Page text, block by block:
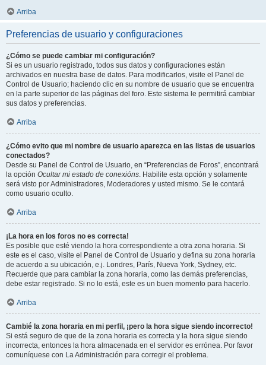
Arriba
Preferencias de usuario y configuraciones
¿Cómo se puede cambiar mi configuración?
Si es un usuario registrado, todos sus datos y configuraciones están
archivados en nuestra base de datos. Para modificarlos, visite el Panel de
Control de Usuario; haciendo clic en su nombre de usuario que se encuentra
en la parte superior de las páginas del foro. Este sistema le permitirá cambiar
sus datos y preferencias.
Arriba
¿Cómo evito que mi nombre de usuario aparezca en las listas de usuarios
conectados?
Desde su Panel de Control de Usuario, en “Preferencias de Foros”, encontrará
la opción Ocultar mi estado de conexións. Habilite esta opción y solamente
será visto por Administradores, Moderadores y usted mismo. Se le contará
como usuario oculto.
Arriba
¡La hora en los foros no es correcta!
Es posible que esté viendo la hora correspondiente a otra zona horaria. Si
este es el caso, visite el Panel de Control de Usuario y defina su zona horaria
de acuerdo a su ubicación, e.j. Londres, París, Nueva York, Sydney, etc.
Recuerde que para cambiar la zona horaria, como las demás preferencias,
debe estar registrado. Si no lo está, este es un buen momento para hacerlo.
Arriba
Cambié la zona horaria en mi perfil, ¡pero la hora sigue siendo incorrecto!
Si está seguro de que de la zona horaria es correcta y la hora sigue siendo
incorrecta, entonces la hora almacenada en el servidor es errónea. Por favor
comuníquese con La Administración para corregir el problema.